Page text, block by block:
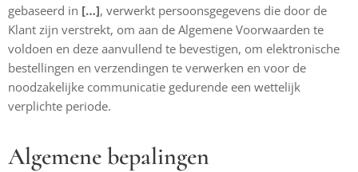
gebaseerd in […], verwerkt persoonsgegevens die door de
Klant zijn verstrekt, om aan de Algemene Voorwaarden te
voldoen en deze aanvullend te bevestigen, om elektronische
bestellingen en verzendingen te verwerken en voor de
noodzakelijke communicatie gedurende een wettelijk
verplichte periode.
Algemene bepalingen